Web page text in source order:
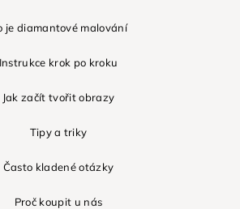
je diamantové malování
Instrukce krok po kroku
Jak začít tvořit obrazy
Tipy a triky
Často kladené otázky
Proč koupit u nás